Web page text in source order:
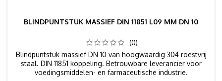
BLINDPUNTSTUK MASSIEF DIN 11851 L09 MM DN 10
(0)
Blindpuntstuk massief DN 10 van hoogwaardig 304 roestvrij
staal. DIN 11851 koppeling. Betrouwbare leverancier voor
voedingsmiddelen- en farmaceutische industrie.